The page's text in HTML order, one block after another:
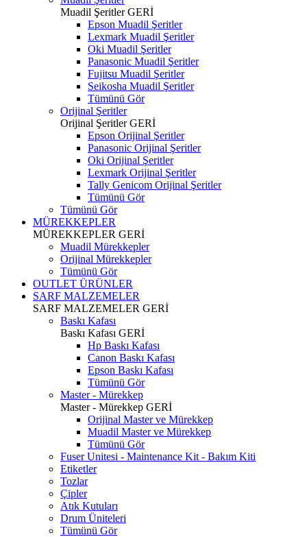
Muadil ŞeritlerGERİ
Epson Muadil Şeritler
Lexmark Muadil Şeritler
Oki Muadil Şeritler
Panasonic Muadil Şeritler
Fujitsu Muadil Şeritler
Seikosha Muadil Şeritler
Tümünü Gör
Orijinal Şeritler
Orijinal ŞeritlerGERİ
Epson Orijinal Şeritler
Panasonic Orijinal Şeritler
Oki Orijinal Şeritler
Lexmark Orijinal Şeritler
Tally Genicom Orijinal Şeritler
Tümünü Gör
Tümünü Gör
MÜREKKEPLER
MÜREKKEPLER GERİ
Muadil Mürekkepler
Orijinal Mürekkepler
Tümünü Gör
OUTLET ÜRÜNLER
SARF MALZEMELER
SARF MALZEMELER GERİ
Baskı Kafası
Baskı Kafası GERİ
Hp Baskı Kafası
Canon Baskı Kafası
Epson Baskı Kafası
Tümünü Gör
Master - Mürekkep
Master - Mürekkep GERİ
Orijinal Master ve Mürekkep
Muadil Master ve Mürekkep
Tümünü Gör
Fuser Unitesi - Maintenance Kit - Bakım Kiti
Etiketler
Tozlar
Çipler
Atık Kutuları
Drum Üniteleri
Tümünü Gör